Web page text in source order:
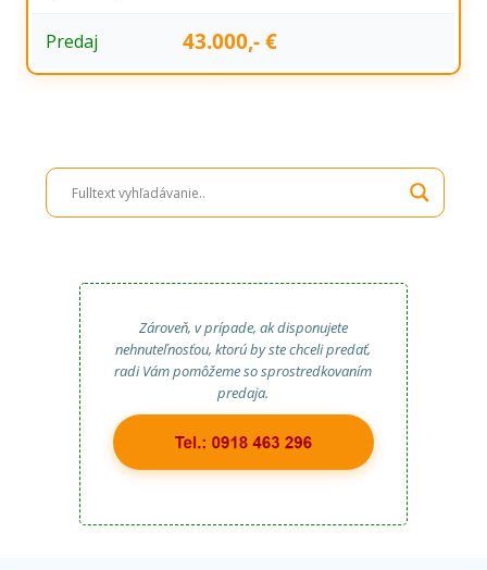
Predaj 43.000,- €
Zároveň, v prípade, ak disponujete
nehnuteľnosťou, ktorú by ste chceli predať,
radi Vám pomôžeme so sprostredkovaním
predaja.